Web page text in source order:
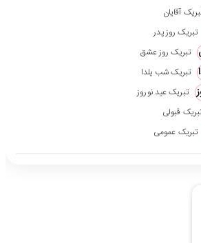
آقایان
تبریک روز پدر
تبریک روز عشق
تبریک شب یلدا
تبریک عید نوروز
قبولی
تبریک عمومی